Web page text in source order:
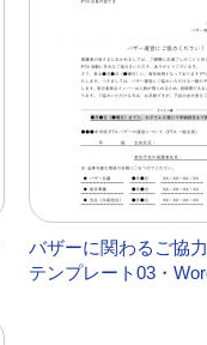
バザーに関わるご協
テンプレート03・